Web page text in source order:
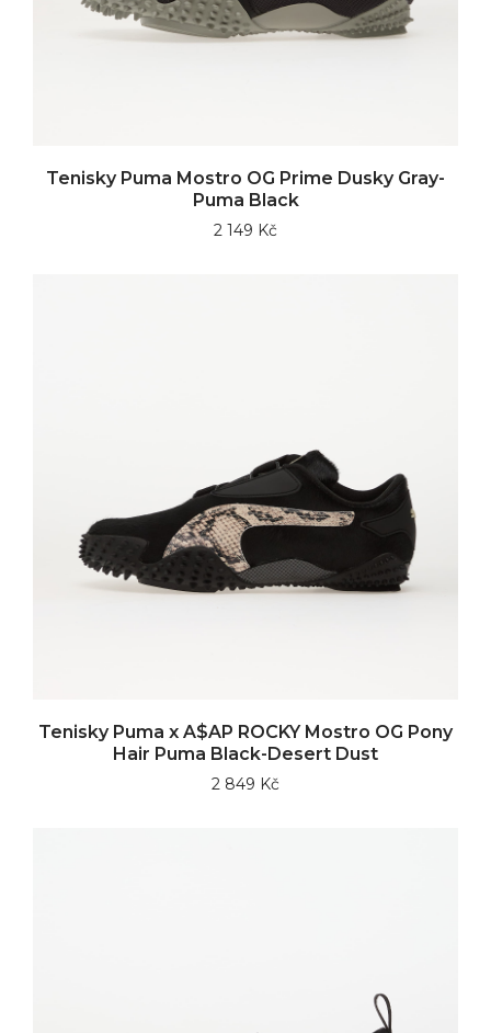
Tenisky Puma Mostro OG Prime Dusky Gray-
Puma Black
2 149 Kč
Tenisky Puma x A$AP ROCKY Mostro OG Pony
Hair Puma Black-Desert Dust
2 849 Kč